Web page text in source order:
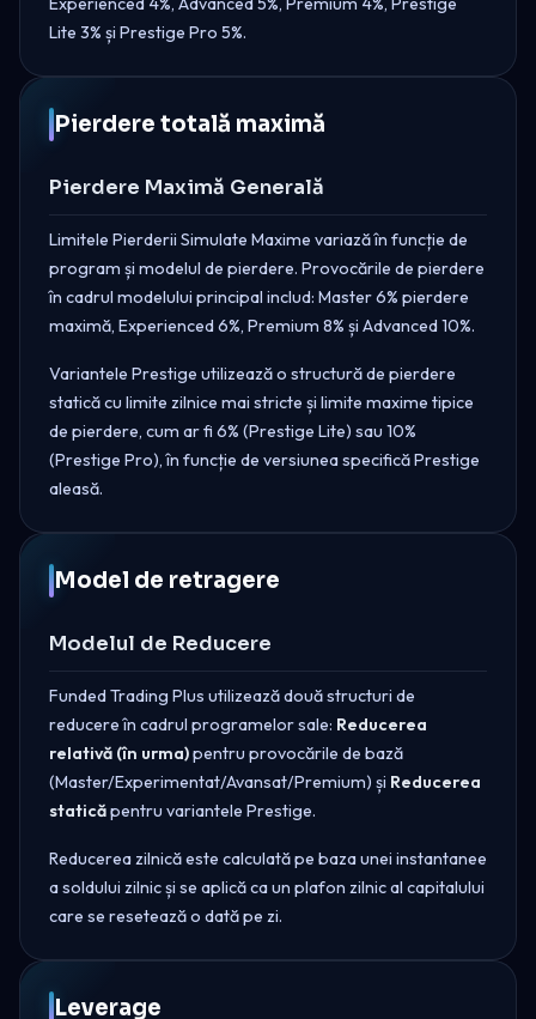
Lite 3% și Prestige Pro 5%.
Pierdere totală maximă
Pierdere Maximă Generală
Limitele Pierderii Simulate Maxime variază în funcție de
program și modelul de pierdere. Provocările de pierdere
în cadrul modelului principal includ: Master 6% pierdere
maximă, Experienced 6%, Premium 8% și Advanced 10%.
Variantele Prestige utilizează o structură de pierdere
statică cu limite zilnice mai stricte și limite maxime tipice
de pierdere, cum ar fi 6% (Prestige Lite) sau 10%
(Prestige Pro), în funcție de versiunea specifică Prestige
aleasă.
Model de retragere
Modelul de Reducere
Funded Trading Plus utilizează două structuri de
reducere în cadrul programelor sale: Reducerea
relativă (în urma)pentru provocările de bază
(Master/Experimentat/Avansat/Premium) și Reducerea
staticăpentru variantele Prestige.
Reducerea zilnică este calculată pe baza unei instantanee
a soldului zilnic și se aplică ca un plafon zilnic al capitalului
care se resetează o dată pe zi.
Leverage